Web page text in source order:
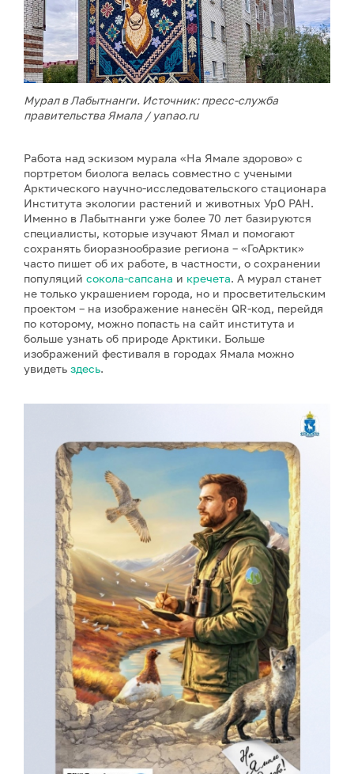
Мурал в Лабытнанги. Источник: пресс-служба
правительства Ямала / yanao.ru
Работа над эскизом мурала «На Ямале здорово» с
портретом биолога велась совместно с учеными
Арктического научно-исследовательского стационара
Института экологии растений и животных УрО РАН.
Именно в Лабытнанги уже более 70 лет базируются
специалисты, которые изучают Ямал и помогают
сохранять биоразнообразие региона – «ГоАрктик»
часто пишет об их работе, в частности, о сохранении
популяций сокола-сапсана и кречета. А мурал станет
не только украшением города, но и просветительским
проектом – на изображение нанесён QR-код, перейдя
по которому, можно попасть на сайт института и
больше узнать об природе Арктики. Больше
изображений фестиваля в городах Ямала можно
увидеть здесь.